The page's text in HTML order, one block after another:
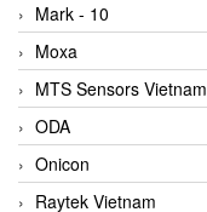
Mark - 10
Moxa
MTS Sensors Vietnam
ODA
Onicon
Raytek Vietnam